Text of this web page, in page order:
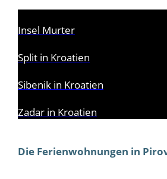
Insel Murter
Split in Kroatien
Sibenik in Kroatien
Zadar in Kroatien
Die Ferienwohnungen in